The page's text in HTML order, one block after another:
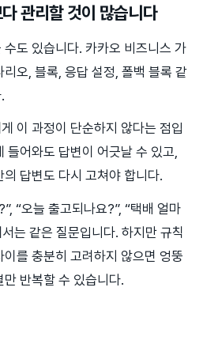
관리할 것이 많습니다
도 있습니다. 카카오 비즈니스 가
오, 블록, 응답 설정, 폴백 블록 같
이 과정이 단순하지 않다는 점입
들어와도 답변이 어긋날 수 있고,
답변도 다시 고쳐야 합니다.
“오늘 출고되나요?”, “택배 얼마
는 같은 질문입니다. 하지만 규칙
를 충분히 고려하지 않으면 엉뚱
반복할 수 있습니다.